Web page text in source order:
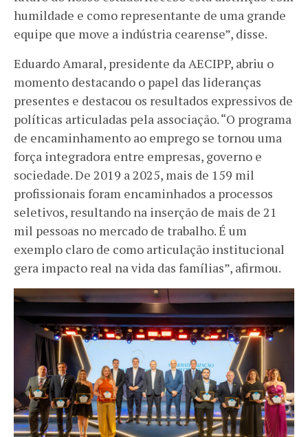
humildade e como representante de uma grande
equipe que move a indústria cearense”, disse.
Eduardo Amaral, presidente da AECIPP, abriu o
momento destacando o papel das lideranças
presentes e destacou os resultados expressivos de
políticas articuladas pela associação. “O programa
de encaminhamento ao emprego se tornou uma
força integradora entre empresas, governo e
sociedade. De 2019 a 2025, mais de 159 mil
profissionais foram encaminhados a processos
seletivos, resultando na inserção de mais de 21
mil pessoas no mercado de trabalho. É um
exemplo claro de como articulação institucional
gera impacto real na vida das famílias”, afirmou.